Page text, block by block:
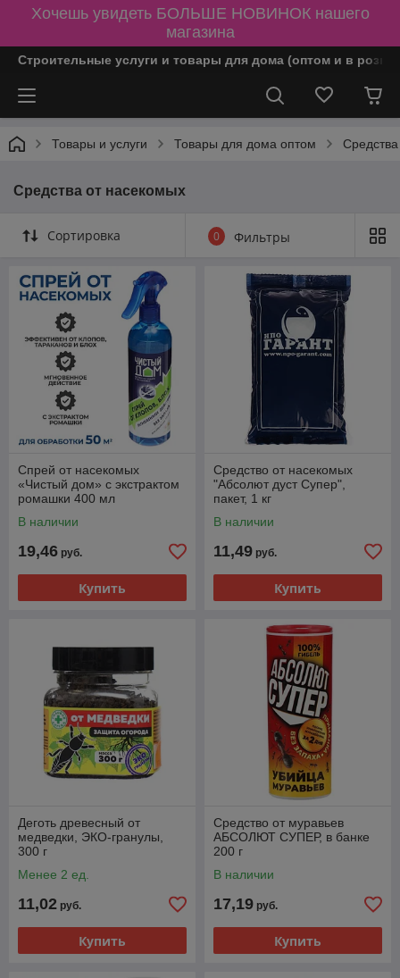
Хочешь увидеть БОЛЬШЕ НОВИНОК нашего
магазина
Строительные услуги и товары для дома (оптом и в
Товары и услуги Товары для дома оптом
Средства от насекомых
Сортировка 0 Фильтры
Спрей от насекомых
«Чистый дом» с экстрактом
ромашки 400 мл
В наличии
19,46 руб.
Купить
Средство от насекомых
"Абсолют дуст Супер",
пакет, 1 кг
В наличии
11,49 руб.
Купить
Деготь древесный от
медведки, ЭКО-гранулы,
300 г
Менее 2 ед.
11,02 руб.
Купить
Средство от муравьев
АБСОЛЮТ СУПЕР, в банке
200 г
В наличии
17,19 руб.
Купить